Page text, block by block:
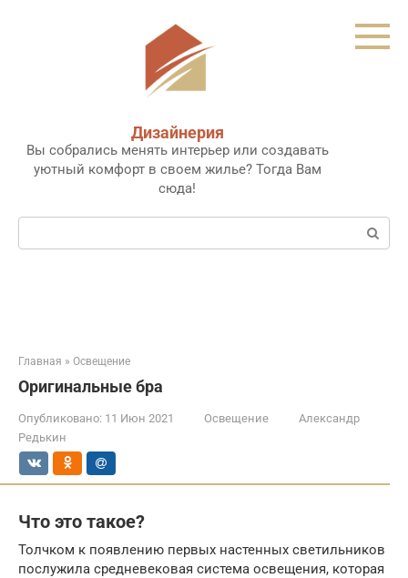
Дизайнерия
Вы собрались менять интерьер или создавать
уютный комфорт в своем жилье? Тогда Вам
сюда!
Поиск:
Главная » Освещение
Оригинальные бра
Опубликовано: 11 Июн 2021 Освещение
Александр
Редькин
Что это такое?
Толчком к появлению первых настенных светильников
послужила средневековая система освещения, которая